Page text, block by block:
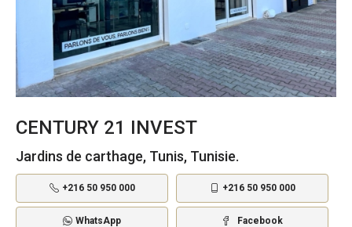
CENTURY 21 INVEST
Jardins de carthage, Tunis, Tunisie.
+216 50 950 000 +216 50 950 000
WhatsApp Facebook